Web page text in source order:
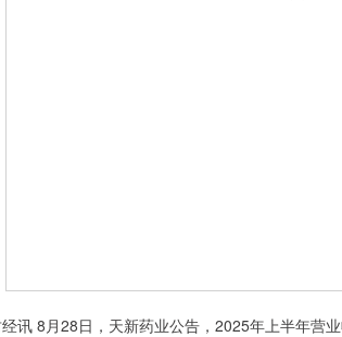
8月28日，天新药业公告，2025年上半年营